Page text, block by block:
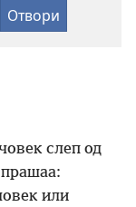
слеп од
или